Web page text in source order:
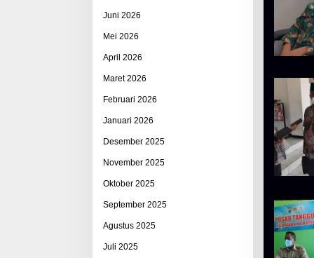
Juni 2026
Mei 2026
April 2026
Maret 2026
Februari 2026
Januari 2026
Desember 2025
November 2025
Oktober 2025
September 2025
Agustus 2025
Juli 2025